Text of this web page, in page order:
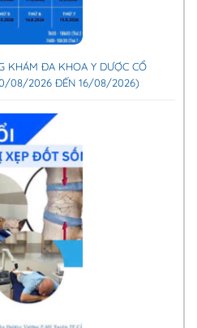
KHÁM ĐA KHOA Y DƯỢC CỔ
08/2026 ĐẾN 16/08/2026)